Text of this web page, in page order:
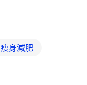
瘦身減肥